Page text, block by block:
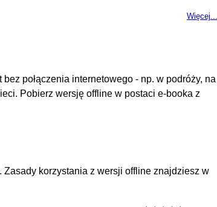
Więcej...
połączenia internetowego - np. w podróży, na
Pobierz wersję offline w postaci e-booka z
korzystania z wersji offline znajdziesz w